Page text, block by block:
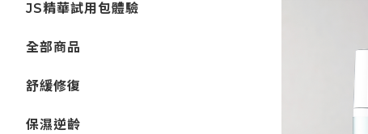
JS精華試用包體驗
全部商品
舒緩修復
保濕逆齡